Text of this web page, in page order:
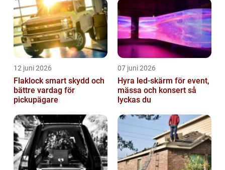
12 juni 2026
Flaklock smart skydd och
bättre vardag för
pickupägare
07 juni 2026
Hyra led-skärm för event,
mässa och konsert så
lyckas du